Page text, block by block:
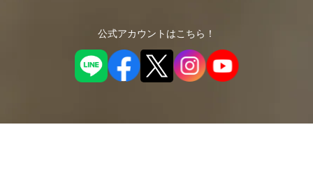
公式アカウントはこちら！